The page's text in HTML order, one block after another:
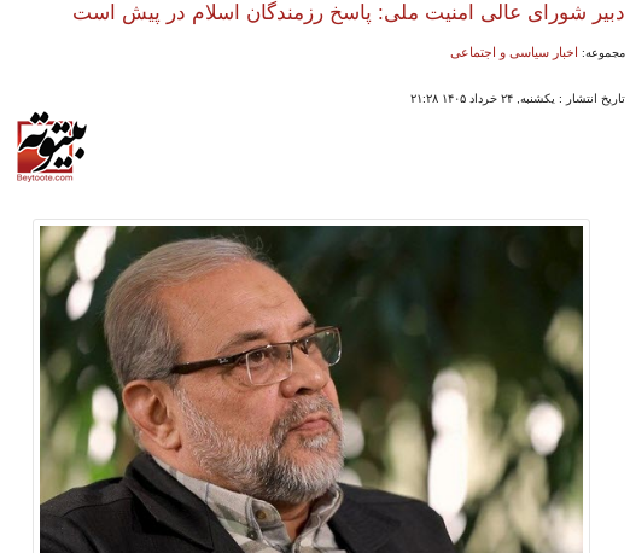
دبیر شورای عالی امنیت ملی: ‏پاسخ رزمندگان اسلام در پیش است
مجموعه: اخبار سیاسی و اجتماعی
تاریخ انتشار : یکشنبه, ۲۴ خرداد ۱۴۰۵ ۲۱:۲۸